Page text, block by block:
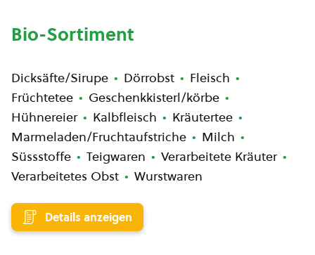
Bio-Sortiment
Dicksäfte/Sirupe Dörrobst
Fleisch
Früchtetee
Geschenkkisterl/körbe
Hühnereier
Kalbfleisch
Kräutertee
Marmeladen/Fruchtaufstriche
Milch
Süssstoffe
Teigwaren
Verarbeitete Kräuter
Verarbeitetes Obst
Wurstwaren
Details anzeigen